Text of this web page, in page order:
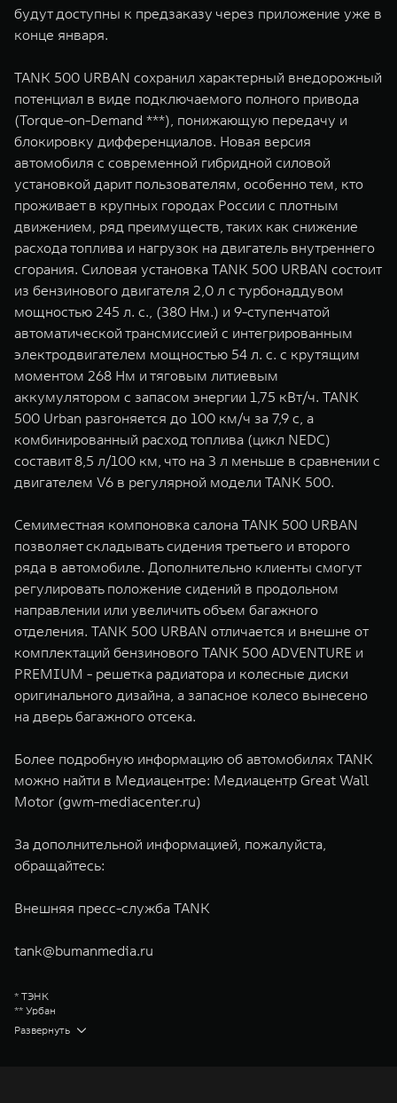
WEY 80
Масштаб возможностей
от 6 449 000 ₽
WEY 80
Масштаб
от 8 099
будут доступны к предзаказу через приложение уже в
конце января.
TANK 500 URBAN сохранил характерный внедорожный
потенциал в виде подключаемого полного привода
(Torque-on-Demand ***), понижающую передачу и
блокировку дифференциалов. Новая версия
автомобиля с современной гибридной силовой
установкой дарит пользователям, особенно тем, кто
проживает в крупных городах России с плотным
движением, ряд преимуществ, таких как снижение
расхода топлива и нагрузок на двигатель внутреннего
сгорания. Силовая установка TANK 500 URBAN состоит
из бензинового двигателя 2,0 л с турбонаддувом
мощностью 245 л. с., (380 Нм.) и 9-ступенчатой
автоматической трансмиссией с интегрированным
электродвигателем мощностью 54 л. с. с крутящим
моментом 268 Нм и тяговым литиевым
аккумулятором с запасом энергии 1,75 кВт/ч. TANK
500 Urban разгоняется до 100 км/ч за 7,9 с, а
комбинированный расход топлива (цикл NEDC)
составит 8,5 л/100 км, что на 3 л меньше в сравнении с
двигателем V6 в регулярной модели TANK 500.
Семиместная компоновка салона TANK 500 URBAN
позволяет складывать сидения третьего и второго
ряда в автомобиле. Дополнительно клиенты смогут
регулировать положение сидений в продольном
направлении или увеличить объем багажного
отделения. TANK 500 URBAN отличается и внешне от
комплектаций бензинового TANK 500 ADVENTURE и
PREMIUM - решетка радиатора и колесные диски
оригинального дизайна, а запасное колесо вынесено
на дверь багажного отсека.
Более подробную информацию об автомобилях TANK
можно найти в Медиацентре: Медиацентр Great Wall
Motor (gwm-mediacenter.ru)
За дополнительной информацией, пожалуйста,
обращайтесь:
Внешняя пресс-служба TANK
tank@bumanmedia.ru
* ТЭНК
** Урбан
*** Торк он диманд
Great Wall Motor Company Limited (GWM) — глобальный производитель
Развернуть